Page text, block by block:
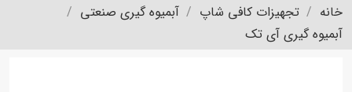
خانه تجهیزات کافی شاپ
آبمیوه گیری صنعتی
آبمیوه گیری آی تک